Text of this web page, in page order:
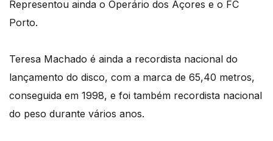
Representou ainda o Operário dos Açores e o FC
Porto.
Teresa Machado é ainda a recordista nacional do
lançamento do disco, com a marca de 65,40 metros,
conseguida em 1998, e foi também recordista nacional
do peso durante vários anos.